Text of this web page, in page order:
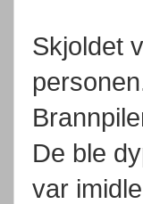
Skjoldet
De ble
var